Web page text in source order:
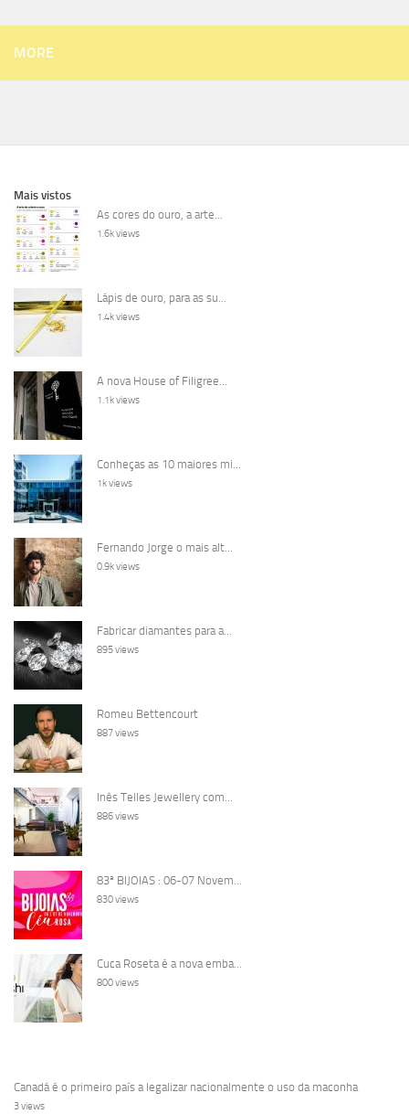
MORE
Mais vistos
As cores do ouro, a arte...
1.6k views
Lápis de ouro, para as su...
1.4k views
A nova House of Filigree...
1.1k views
Conheças as 10 maiores mi...
1k views
Fernando Jorge o mais alt...
0.9k views
Fabricar diamantes para a...
895 views
Romeu Bettencourt
887 views
Inês Telles Jewellery com...
886 views
83ª BIJOIAS : 06-07 Novem...
830 views
Cuca Roseta é a nova emba...
800 views
Canadá é o primeiro país a legalizar nacionalmente o uso da maconha
3 views